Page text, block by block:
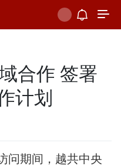
合作 签署
计划
问期间，越共中央